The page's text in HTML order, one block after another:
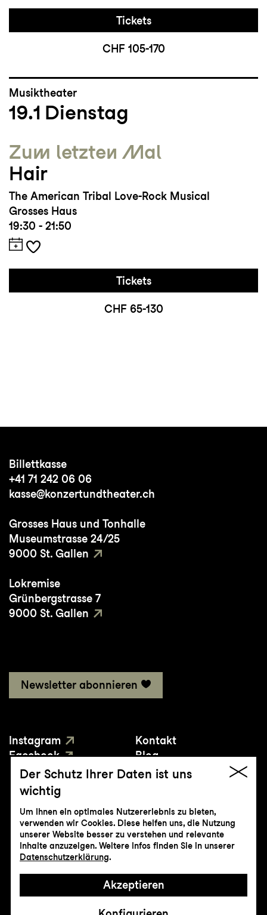
Tickets
CHF 105-170
Musiktheater
19.1 Dienstag
Zum letzten Mal
Hair
The American Tribal Love-Rock Musical
Grosses Haus
19:30 - 21:50
Tickets
CHF 65-130
Billettkasse
+41 71 242 06 06
kasse@konzertundtheater.ch
Grosses Haus und Tonhalle
Museumstrasse 24/25
9000 St. Gallen
Lokremise
Grünbergstrasse 7
9000 St. Gallen
Newsletter abonnieren
Instagram
Facebook
YouTube
Kontakt
Blog
Presse
© Genossenschaft Konzert und Theater
St.Gallen
Impressum
Datenschutz AGB Intranet
Der Schutz Ihrer Daten ist uns
wichtig
Um Ihnen ein optimales Nutzererlebnis zu bieten,
verwenden wir Cookies. Diese helfen uns, die Nutzung
unserer Website besser zu verstehen und relevante
Inhalte anzuzeigen. Weitere Infos finden Sie in unserer
Datenschutzerklärung.
Akzeptieren